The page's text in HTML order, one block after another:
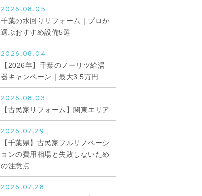
2026.08.05
千葉の水回りリフォーム｜プロが
選ぶおすすめ設備5選
2026.08.04
【2026年】千葉のノーリツ給湯
器キャンペーン｜最大3.5万円
2026.08.03
【古民家リフォーム】関東エリア
2026.07.29
【千葉県】古民家フルリノベーシ
ョンの費用相場と失敗しないため
の注意点
2026.07.28